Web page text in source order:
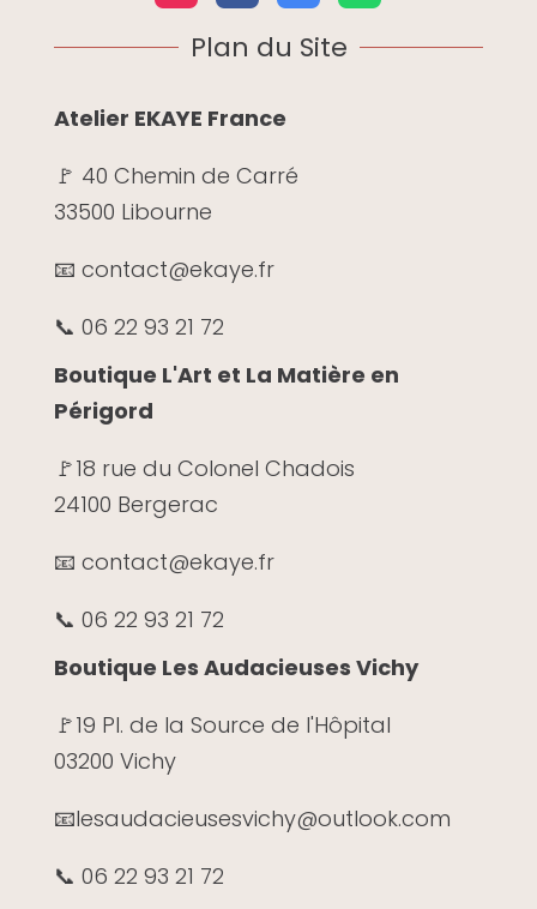
Plan du Site
Atelier EKAYE France
🚩 40 Chemin de Carré
33500 Libourne
📧 contact@ekaye.fr
📞 06 22 93 21 72
Boutique L'Art et La Matière en
Périgord
🚩18 rue du Colonel Chadois
24100 Bergerac
📧 contact@ekaye.fr
📞 06 22 93 21 72
Boutique Les Audacieuses Vichy
🚩19 Pl. de la Source de l'Hôpital
03200 Vichy
📧lesaudacieusesvichy@outlook.com
📞 06 22 93 21 72